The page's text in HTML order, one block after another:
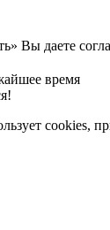
Вы даете
время
cookies,